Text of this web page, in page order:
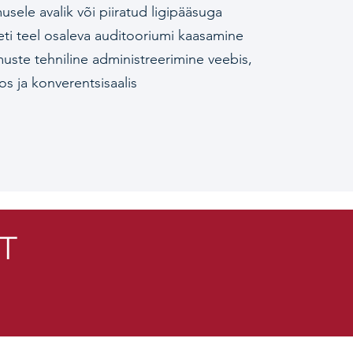
avalik või piiratud ligipääsuga
teel osaleva auditooriumi kaasamine
tehniline administreerimine veebis,
ja konverentsisaalis